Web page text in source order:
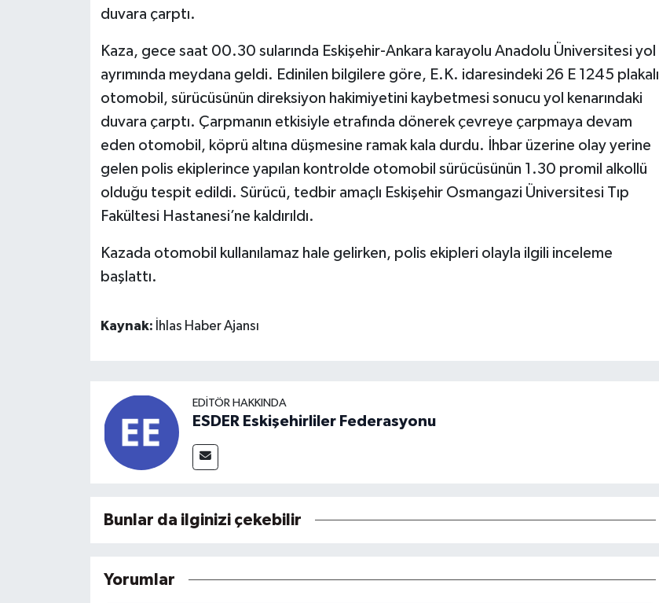
duvara çarptı.
Kaza, gece saat 00.30 sularında Eskişehir-Ankara karayolu Anadolu Üniversitesi yol
ayrımında meydana geldi. Edinilen bilgilere göre, E.K. idaresindeki 26 E 1245 plakalı
otomobil, sürücüsünün direksiyon hakimiyetini kaybetmesi sonucu yol kenarındaki
duvara çarptı. Çarpmanın etkisiyle etrafında dönerek çevreye çarpmaya devam
eden otomobil, köprü altına düşmesine ramak kala durdu. İhbar üzerine olay yerine
gelen polis ekiplerince yapılan kontrolde otomobil sürücüsünün 1.30 promil alkollü
olduğu tespit edildi. Sürücü, tedbir amaçlı Eskişehir Osmangazi Üniversitesi Tıp
Fakültesi Hastanesi’ne kaldırıldı.
Kazada otomobil kullanılamaz hale gelirken, polis ekipleri olayla ilgili inceleme
başlattı.
Kaynak: İhlas Haber Ajansı
EDITÖR HAKKINDA
ESDER Eskişehirliler Federasyonu
Bunlar da ilginizi çekebilir
Yorumlar